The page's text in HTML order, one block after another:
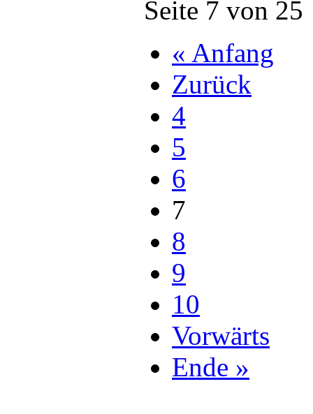
Seite 7 von 25
« Anfang
Zurück
4
5
6
7
8
9
10
Vorwärts
Ende »